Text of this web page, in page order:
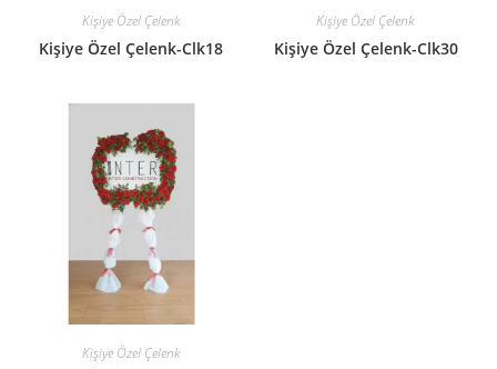
Kişiye Özel Çelenk
Kişiye Özel Çelenk-Clk18
Kişiye Özel Çelenk
Kişiye Özel Çelenk-Clk30
Kişiye Özel Çelenk